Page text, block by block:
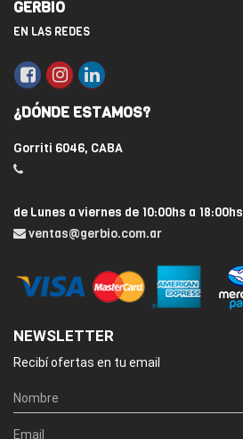
GERBIO
EN LAS REDES
¿DÓNDE ESTAMOS?
Gorriti 6046, CABA
de Lunes a viernes de 10:00hs a 18:00hs
ventas@gerbio.com.ar
NEWSLETTER
Recibí ofertas en tu email